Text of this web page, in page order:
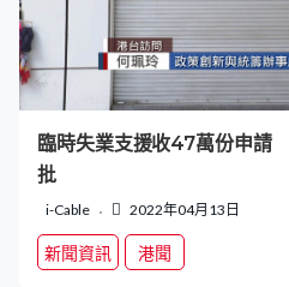
臨時失業支援收47萬份申請
批
i-Cable 2022年04月13日
新聞資訊 港聞